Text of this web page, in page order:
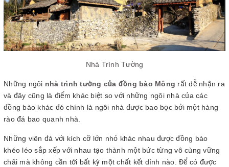
Nhà Trình Tường
Những ngôi nhà trình tường của đồng bào Mông rất dễ nhận ra
và đây cũng là điểm khác biệt so với những ngôi nhà của các
đồng bào khác đó chính là ngôi nhà được bao bọc bởi một hàng
rào đá bao quanh nhà.
Những viên đá với kích cỡ lớn nhỏ khác nhau được đồng bào
khéo léo sắp xếp với nhau tạo thành một bức từng vô cùng vững
chãi mà không cần tới bất kỳ một chất kết dính nào. Để có được